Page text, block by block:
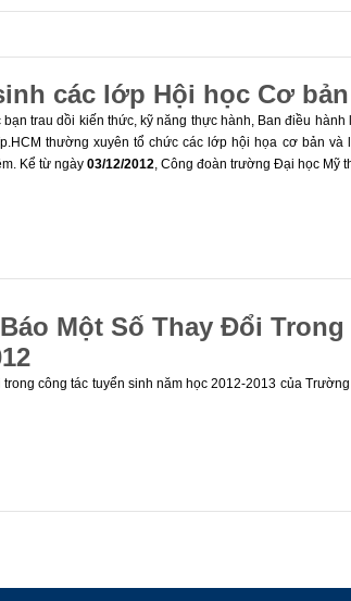
các lớp Hội học Cơ
bạn trau dồi kiến thức, kỹ năng thực hành, Ban điều
thường xuyên tổ chức các lớp hội họa cơ bản
Kể từ ngày 03/12/2012, Công đoàn trường Đại học Mỹ
Một Số Thay Đổi
trong công tác tuyển sinh năm học 2012-2013 của